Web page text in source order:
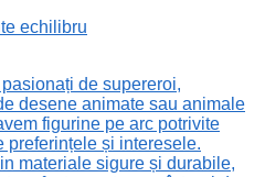
echilibru
de supereroi,
desene animate sau animale
figurine pe arc potrivite
preferințele și interesele.
materiale sigure și durabile,